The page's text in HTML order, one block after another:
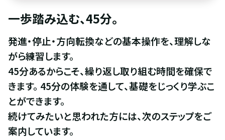
一歩踏み込む、45分。
発進・停止・方向転換などの基本操作を、理解しな
がら練習します。
45分あるからこそ、繰り返し取り組む時間を確保で
きます。 45分の体験を通して、基礎をじっくり学ぶこ
とができます。
続けてみたいと思われた方には、次のステップをご
案内しています。